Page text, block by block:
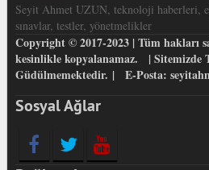
Seyit Ahmet UZUN, teknoloji haberleri,
sınavlar, testler, yönetmelikler
Copyright © 2017-2023 | Tüm hakları
kesinlikle kopyalanamaz. | Sitemizde
Güdülmemektedir. | E-Posta:
Sosyal Ağlar